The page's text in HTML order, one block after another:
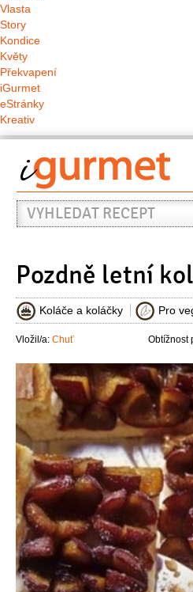
Vlasta
Story
Kondice
Květy
Překvapení
iGurmet
eStránky
Kreativ
Vyhledat
recept
Pozdně letní
Koláče a koláčky Pro
Vložil/a: Chuť Obtížnost